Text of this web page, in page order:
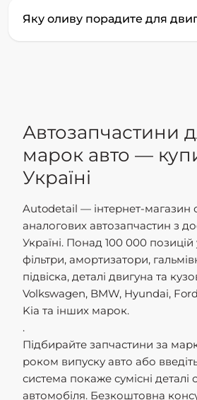
Яку оливу порадите для
Автозапчастини
марок авто —
Україні
Autodetail — інтернет-магазин
аналогових автозапчастин з
Україні. Понад 100 000 позицій
фільтри, амортизатори,
підвіска, деталі двигуна та
Volkswagen, BMW, Hyundai,
Kia та інших марок.
.
Підбирайте запчастини за
роком випуску авто або
система покаже сумісні
автомобіля. Безкоштовна